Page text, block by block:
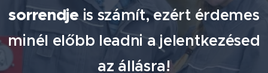
sorrendjeis számít, ezért érdemes
minél előbb leadni a jelentkezésed
az állásra!